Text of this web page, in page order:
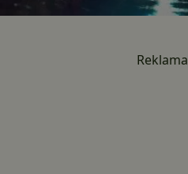
Reklama